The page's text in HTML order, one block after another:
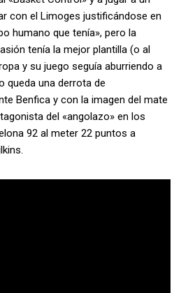
con el Limoges justificándose en
humano que tenía», pero la
tenía la mejor plantilla (o al
y su juego seguía aburriendo a
queda una derrota de
Benfica y con la imagen del mate
del «angolazo» en los
92 al meter 22 puntos a